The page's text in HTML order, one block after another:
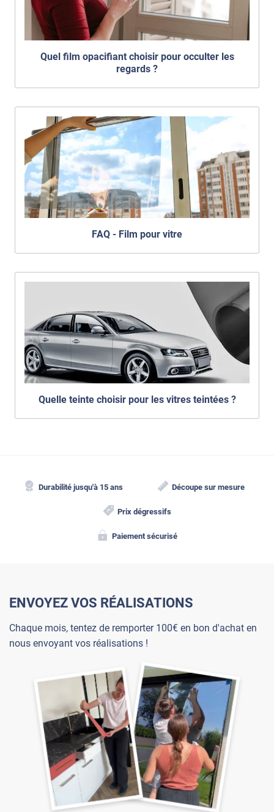
Quel film opacifiant choisir pour occulter les
regards ?
FAQ - Film pour vitre
Quelle teinte choisir pour les vitres teintées ?
Durabilité jusqu'à 15 ans Découpe sur mesure
Prix dégressifs
Paiement sécurisé
ENVOYEZ VOS RÉALISATIONS
Chaque mois, tentez de remporter 100€ en bon d'achat en
nous envoyant vos réalisations !